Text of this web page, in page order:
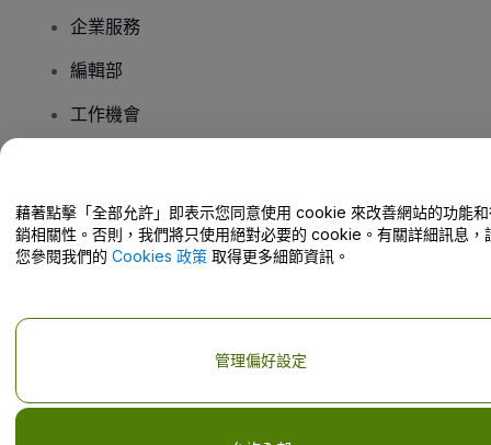
企業服務
編輯部
工作機會
幫助中心 / 聯絡我們
公司詳情
行動隱私政策
藉著點擊「全部允許」即表示您同意使用 cookie 來改善網站的功能
銷相關性。否則，我們將只使用絕對必要的 cookie。有關詳細訊息，
您參閱我們的 Cookies 政策 取得更多細節資訊。
管理偏好設定